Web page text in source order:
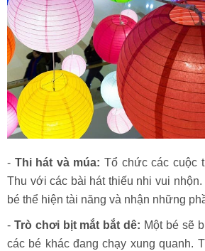
- Thi hát và múa: Tổ chức các cuộc
Thu với các bài hát thiếu nhi vui
bé thể hiện tài năng và nhận những
- Trò chơi bịt mắt bắt dê: Một bé sẽ
các bé khác đang chạy xung quanh.